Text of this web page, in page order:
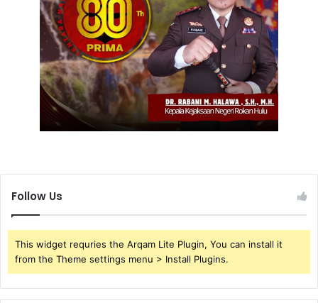
Follow Us
This widget requries the Arqam Lite Plugin, You can install it
from the Theme settings menu > Install Plugins.